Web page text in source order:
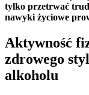
tylko przetrwać
nawyki życiowe
Aktywność
zdrowego
alkoholu